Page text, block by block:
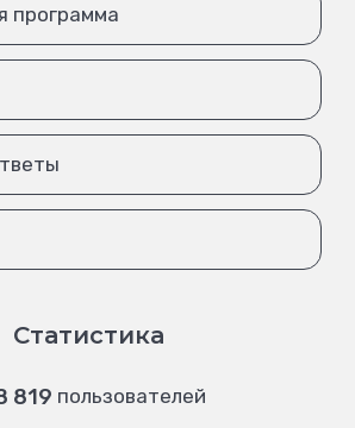
программа
Статистика
819 пользователей